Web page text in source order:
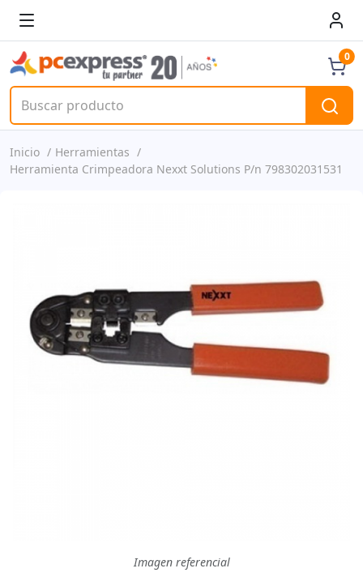
0
Inicio
Herramientas
Herramienta Crimpeadora Nexxt Solutions P/n 798302031531
Imagen referencial